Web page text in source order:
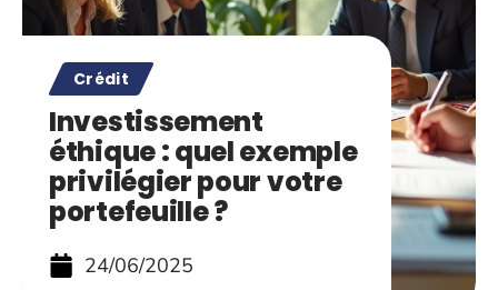
Crédit
Investissement
éthique : quel exemple
privilégier pour votre
portefeuille ?
24/06/2025